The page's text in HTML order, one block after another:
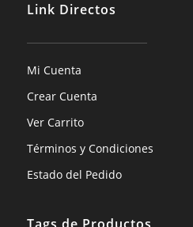
Link Directos
Mi Cuenta
Crear Cuenta
Ver Carrito
Términos y Condiciones
Estado del Pedido